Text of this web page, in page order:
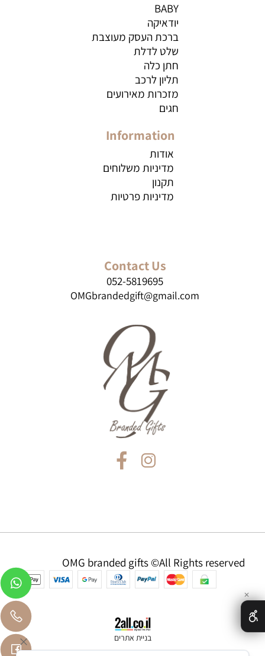
BABY
יודאיקה
ברכת העסק מעוצבת
שלט לדלת
חתן כלה
תליון לרכב
מזכרות מאירועים
חגים
Information
אודות
מדיניות משלוחים
תקנון
מדיניות פרטיות
Contact Us
052-5819695
OMGbrandedgift@gmail.com
בניית אתרים
✕